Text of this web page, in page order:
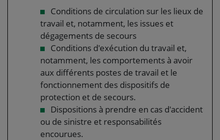
Conditions de circulation sur les lieux de
travail et, notamment, les issues et
dégagements de secours
Conditions d'exécution du travail et,
notamment, les comportements à avoir
aux différents postes de travail et le
fonctionnement des dispositifs de
protection et de secours.
Dispositions à prendre en cas d'accident
ou de sinistre et responsabilités
encourues.